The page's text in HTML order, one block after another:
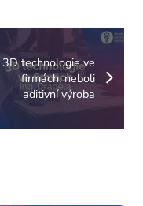
3D technologie ve
firmách, neboli
aditivní výroba